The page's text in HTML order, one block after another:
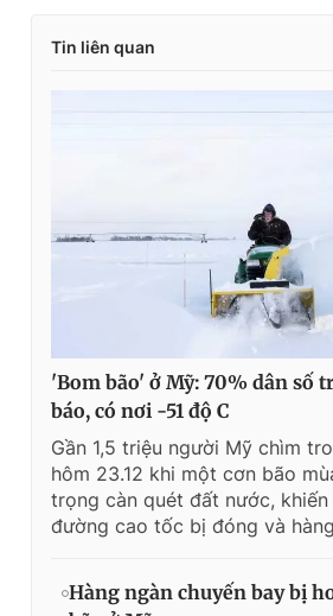
Tin liên quan
'Bom bão' ở Mỹ: 70% dân số
báo, có nơi -51 độ C
Gần 1,5 triệu người Mỹ chìm
hôm 23.12 khi một cơn bão
trọng càn quét đất nước,
đường cao tốc bị đóng và
Hàng ngàn chuyến bay bị